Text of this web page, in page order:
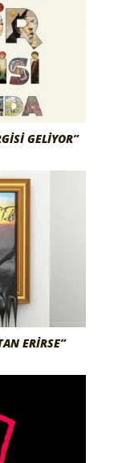
GELIYOR”
ERİRSE”